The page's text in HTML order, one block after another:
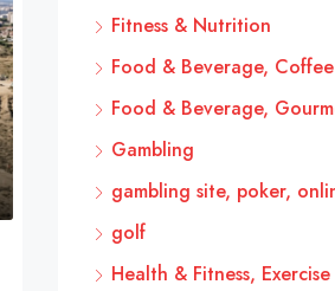
Fitness & Nutrition
Food & Beverage, Coffee
Food & Beverage,
Gambling
gambling site, poker,
golf
Health & Fitness, Exercise